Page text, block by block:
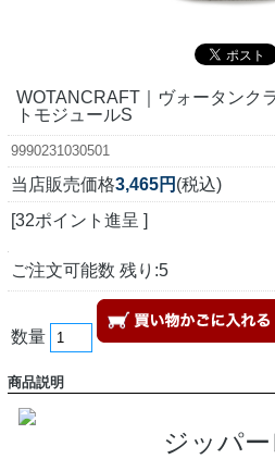
WOTANCRAFT｜ヴォータンク
トモジュールS
9990231030501
当店販売価格3,465円 (税込)
[32ポイント進呈 ]
ご注文可能数 残り:5
数量
商品説明
ジッパー